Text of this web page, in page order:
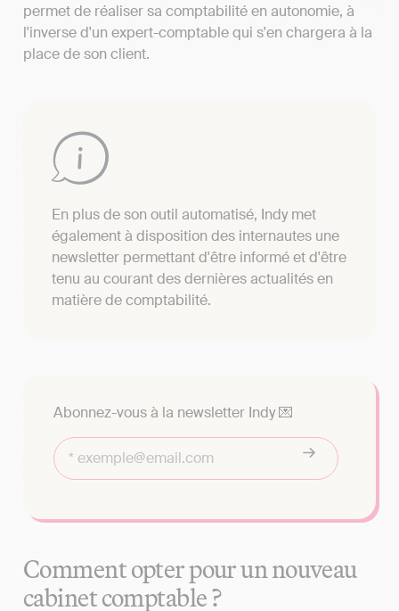
permet de réaliser sa comptabilité en autonomie, à
l'inverse d'un expert-comptable qui s'en chargera à la
place de son client.
En plus de son outil automatisé, Indy met
également à disposition des internautes une
newsletter permettant d'être informé et d'être
tenu au courant des dernières actualités en
matière de comptabilité.
Abonnez-vous à la newsletter Indy 💌
Comment opter pour un nouveau
cabinet comptable ?